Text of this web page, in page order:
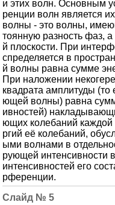
и этих волн. Основным
ренции волн является
волны - это волны,
тоянную разность фаз,
й плоскости. При
спределяется в
й волны равна сумме
При наложении
квадрата амплитуды (то
ющей волны) равна
ивностей)
ющих колебаний каждой
ргий её колебаний,
ыми волнами в
рующей интенсивности
интенсивностей его
рференции.
5